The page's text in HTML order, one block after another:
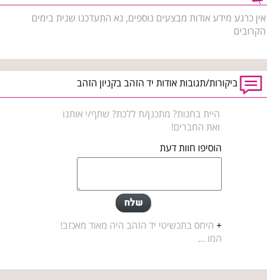
אין כרגע מידע אודות מבצעים נוספים, נא התעדכנו שנית בימים
הקרובים
ביקורות/תגובות אודות יד הזהב בקניון הזהב
היית בחנות? מתכנן/ת ללכת? שתף/י אותנו
ואת החברים!
הוסיפו חוות דעת
+ היחס בתכשיטי יד הזהב היה מאוד מאכזב!
המו ...